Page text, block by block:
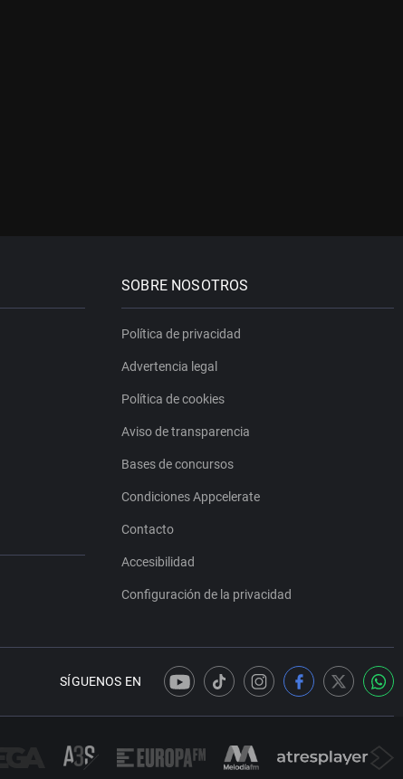
SOBRE NOSOTROS
Política de privacidad
Advertencia legal
Política de cookies
Aviso de transparencia
Bases de concursos
Condiciones Appcelerate
Contacto
Accesibilidad
Configuración de la privacidad
SÍGUENOS EN